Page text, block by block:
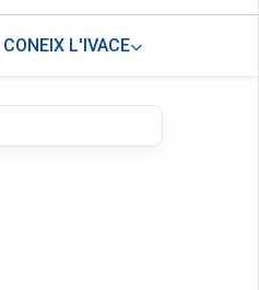
CONEIX L'IVACE